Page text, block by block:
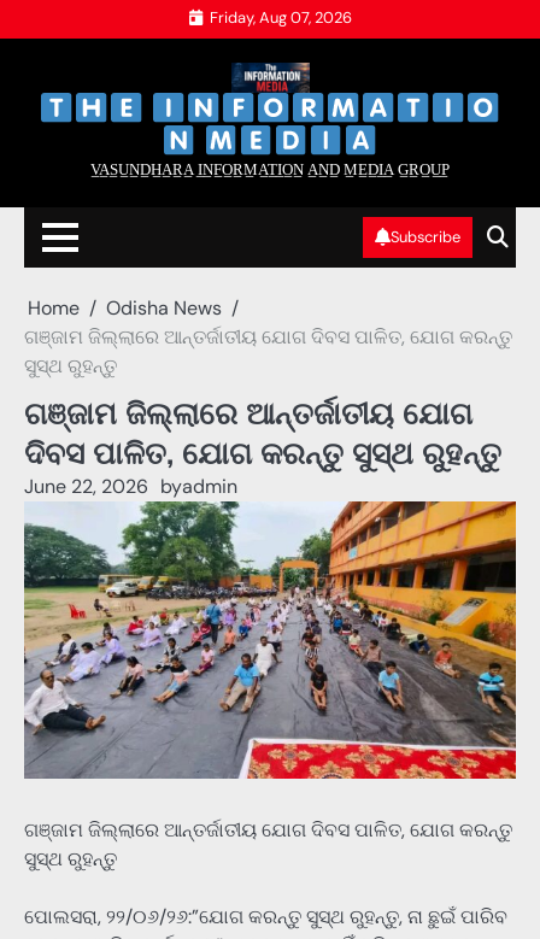
to
Friday, Aug 07, 2026
V̲A̲S̲U̲N̲D̲H̲A̲R̲A̲ I̲N̲F̲O̲R̲M̲A̲T̲I̲O̲N̲ A̲N̲D̲ M̲E̲D̲I̲A̲ G̲R̲O̲U̲P̲
Subscribe
Home
Odisha News
ଗଞ୍ଜାମ ଜିଲ୍ଲାରେ ଆନ୍ତର୍ଜାତୀୟ ଯୋଗ ଦିବସ ପାଳିତ, ଯୋଗ କରନ୍ତୁ
ସୁସ୍ଥ ରୁହନ୍ତୁ
ଗଞ୍ଜାମ ଜିଲ୍ଲାରେ ଆନ୍ତର୍ଜାତୀୟ ଯୋଗ
ଦିବସ ପାଳିତ, ଯୋଗ କରନ୍ତୁ ସୁସ୍ଥ ରୁହନ୍ତୁ
June 22, 2026 byadmin
ଗଞ୍ଜାମ ଜିଲ୍ଲାରେ ଆନ୍ତର୍ଜାତୀୟ ଯୋଗ ଦିବସ ପାଳିତ, ଯୋଗ କରନ୍ତୁ
ସୁସ୍ଥ ରୁହନ୍ତୁ
ପୋଲସରା, ୨୨/୦୬/୨୬:”ଯୋଗ କରନ୍ତୁ ସୁସ୍ଥ ରୁହନ୍ତୁ, ନା ଛୁଇଁ ପାରିବ